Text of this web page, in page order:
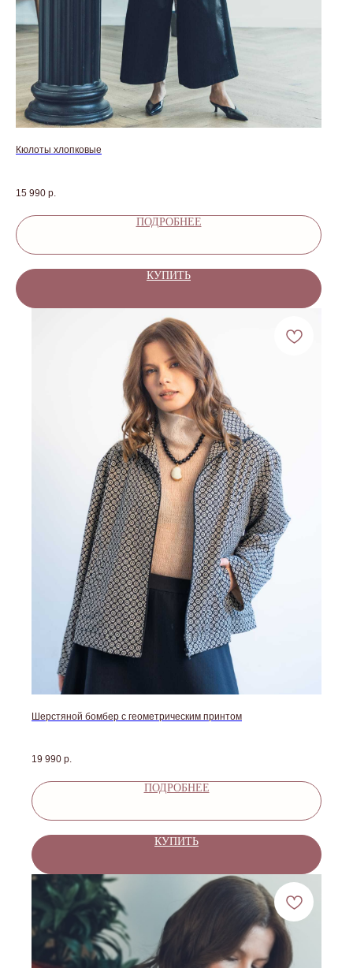
Кюлоты хлопковые
15 990 р.
ПОДРОБНЕЕ
КУПИТЬ
Шерстяной бомбер с геометрическим принтом
19 990 р.
ПОДРОБНЕЕ
КУПИТЬ